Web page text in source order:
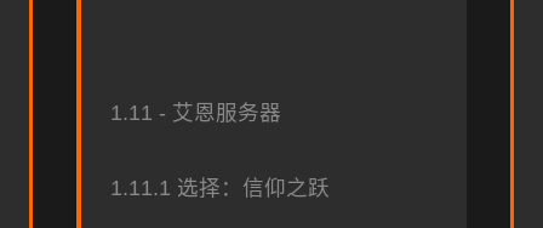
1.11 - 艾恩服务器
1.11.1 选择：信仰之跃